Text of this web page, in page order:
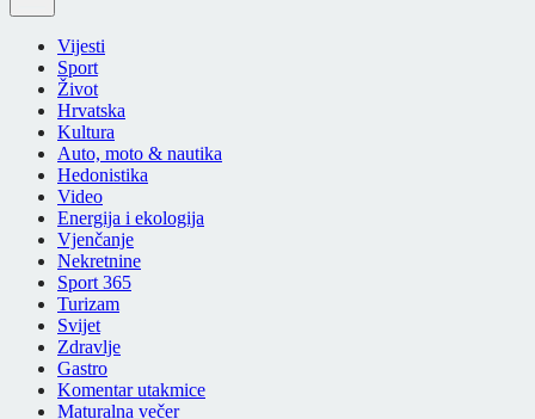
Vijesti
Sport
Život
Hrvatska
Kultura
Auto, moto & nautika
Hedonistika
Video
Energija i ekologija
Vjenčanje
Nekretnine
Sport 365
Turizam
Svijet
Zdravlje
Gastro
Komentar utakmice
Maturalna večer